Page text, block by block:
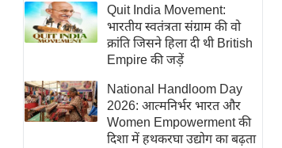
Hindi
Videos
IPL
2026
ई-पेपर
मिसाल बेमिसाल
शख्सियत
Quit India Movement:
भारतीय स्वतंत्रता संग्राम की वो
क्रांति जिसने हिला दी थी British
Empire की जड़ें
National Handloom Day
2026: आत्मनिर्भर भारत और
Women Empowerment की
दिशा में हथकरघा उद्योग का बढ़ता